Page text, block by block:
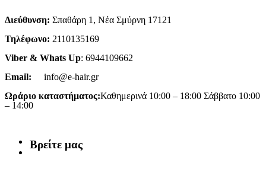
Διεύθυνση: Σπαθάρη 1, Νέα Σμύρνη 17121
Τηλέφωνο: 2110135169
Viber & Whats Up: 6944109662
Email:
info@e-hair.gr
Ωράριο καταστήματος:Καθημερινά 10:00 – 18:00 Σάββατο 10:00
– 14:00
Βρείτε μας